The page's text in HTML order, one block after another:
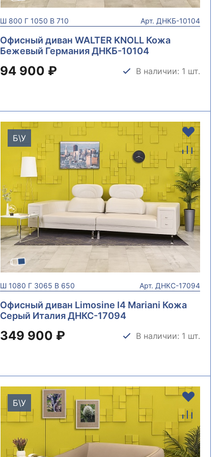
Ш 800 Г 1050 В 710 Арт. ДНКБ-10104
Офисный диван WALTER KNOLL Кожа
Бежевый Германия ДНКБ-10104
94 900 ₽ В наличии: 1 шт.
Б\У
Ш 1080 Г 3065 В 650 Арт. ДНКС-17094
Офисный диван Limosine I4 Mariani Кожа
Серый Италия ДНКС-17094
349 900 ₽ В наличии: 1 шт.
Б\У